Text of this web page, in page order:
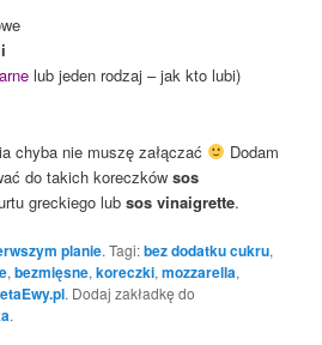
lub jeden rodzaj – jak kto lubi)
chyba nie muszę załączać
Dodam
do takich koreczkówsos
greckiego lubsos vinaigrette.
planie. Tagi:bez dodatku cukru,
,bezmięsne,koreczki,mozzarella,
. Dodaj zakładkę do
.